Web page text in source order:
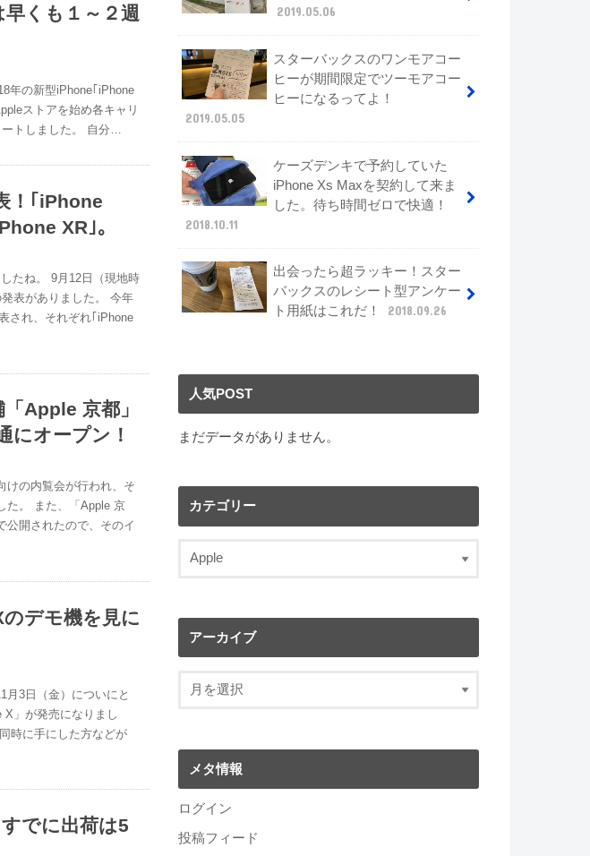
くも１～２週
年の新型iPhone｢iPhone
ストアを始め各キャリ
トしました。 自分…
！｢iPhone
XR｣。
たね。 9月12日（現地時
表がありました。 今年
され、それぞれ｢iPhone
Apple 京都」
にオープン！
けの内覧会が行われ、そ
た。 また、「Apple 京
公開されたので、そのイ
デモ機を見に
月3日（金）についにと
X」が発売になりまし
時に手にした方などが
でに出荷は5
2019.05.06
スターバックスのワンモアコー
ヒーが期間限定でツーモアコー
ヒーになるってよ！
2019.05.05
ケーズデンキで予約していた
iPhone Xs Maxを契約して来ま
した。待ち時間ゼロで快適！
2018.10.11
出会ったら超ラッキー！スター
バックスのレシート型アンケー
ト用紙はこれだ！
2018.09.26
人気POST
まだデータがありません。
カテゴリー
アーカイブ
メタ情報
ログイン
投稿フィード